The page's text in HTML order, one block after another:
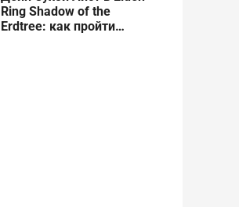
Ring Shadow of the
Erdtree: как пройти